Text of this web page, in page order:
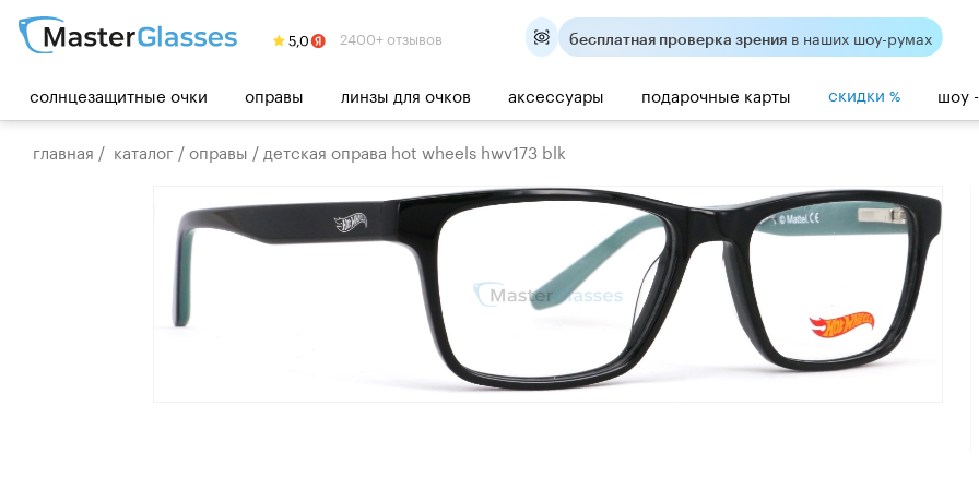
2400+ отзывов бесплатная проверка зрения в наших шоу-румах
солнцезащитные очки оправы линзы для очков аксессуары подарочные карты скидки % шоу
главная / каталог /оправы / детская оправа hot wheels hwv173 blk